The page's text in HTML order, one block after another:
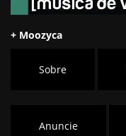
+ Moozyca
Sobre
Anuncie